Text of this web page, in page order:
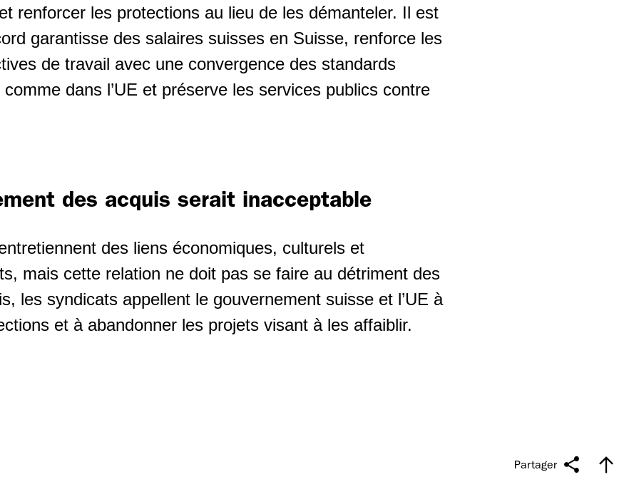
renforcer les protections au lieu de les démanteler. Il est
garantisse des salaires suisses en Suisse, renforce les
de travail avec une convergence des standards
dans l’UE et préserve les services publics contre
des acquis serait inacceptable
des liens économiques, culturels et
mais cette relation ne doit pas se faire au détriment des
les syndicats appellent le gouvernement suisse et l’UE à
et à abandonner les projets visant à les affaiblir.
Partager